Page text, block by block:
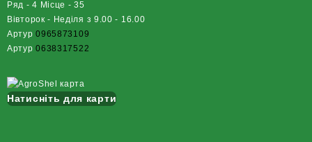
Ряд - 4 Місце - 35
Вівторок - Неділя з 9.00 - 16.00
Артур0965873109
Артур0638317522
Натисніть для карти